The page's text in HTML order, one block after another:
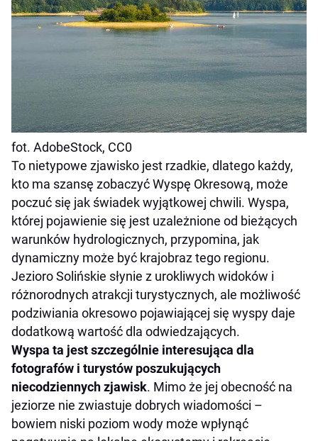
fot. AdobeStock, CC0
To nietypowe zjawisko jest rzadkie, dlatego każdy,
kto ma szansę zobaczyć Wyspę Okresową, może
poczuć się jak świadek wyjątkowej chwili. Wyspa,
której pojawienie się jest uzależnione od bieżących
warunków hydrologicznych, przypomina, jak
dynamiczny może być krajobraz tego regionu.
Jezioro Solińskie słynie z urokliwych widoków i
różnorodnych atrakcji turystycznych, ale możliwość
podziwiania okresowo pojawiającej się wyspy daje
dodatkową wartość dla odwiedzających.
Wyspa ta jest szczególnie interesująca dla
fotografów i turystów poszukujących
niecodziennych zjawisk. Mimo że jej obecność na
jeziorze nie zwiastuje dobrych wiadomości –
bowiem niski poziom wody może wpłynąć